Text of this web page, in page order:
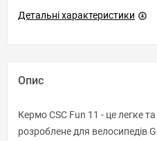
Детальні характеристики
Опис
Кермо CSC Fun 11 - це легке
розроблене для велосипедів